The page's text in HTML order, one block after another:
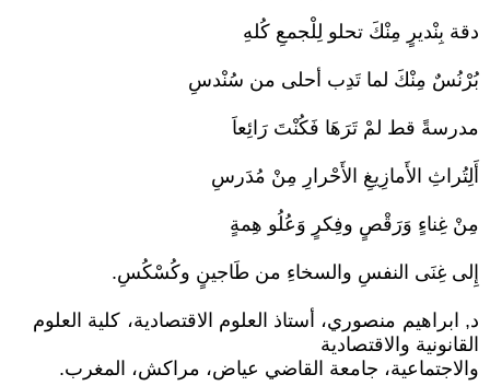
دقة بِنْديرٍ مِنْكَ تحلو لِلْجمعِ كُلهِ
بُرْنُسٌ مِنْكَ لما تَدِب أحلى من سُنْدسِ
مدرسةً قط لمْ تَرَهَا فَكُنْتَ رَائِعاَ
أَلِتُراثِ الأَمازِيغِ الأَحْرارِ مِنْ مُدَرسِ
مِنْ غِناءٍ وَرَقْصٍ وفِكرٍ وَعُلُو هِمةٍ
إِلى غِنَى النفسِ والسخاءِ من طَاجينٍ وكُسْكُسِ.
د, ابراهيم منصوري، أستاذ العلوم الاقتصادية، كلية العلوم
القانونية والاقتصادية
والاجتماعية، جامعة القاضي عياض، مراكش، المغرب.